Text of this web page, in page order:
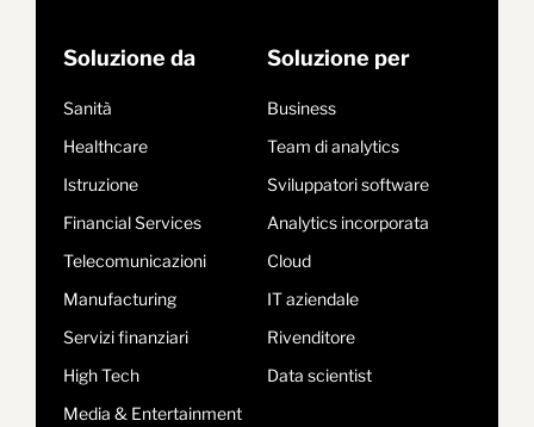
Soluzione da
Sanità
Healthcare
Istruzione
Financial Services
Telecomunicazioni
Manufacturing
Servizi finanziari
High Tech
Media & Entertainment
Soluzione per
Business
Team di analytics
Sviluppatori software
Analytics incorporata
Cloud
IT aziendale
Rivenditore
Data scientist